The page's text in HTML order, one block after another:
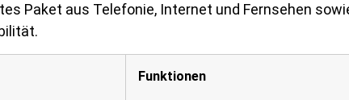
Paket aus Telefonie, Internet und Fernsehen
Funktionen